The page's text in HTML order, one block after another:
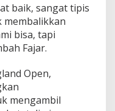
baik, sangat tipis
bisa, tapi
Fajar.
Open,
mengambil